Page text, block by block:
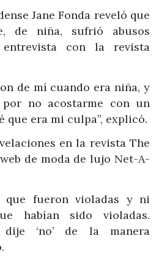
Jane Fonda reveló que
de niña, sufrió abusos
con la revista
de mí cuando era niña, y
no acostarme con un
que era mi culpa”, explicó.
en la revista The
de moda de lujo Net-A-
que fueron violadas y ni
habían sido violadas.
dije ‘no’ de la manera